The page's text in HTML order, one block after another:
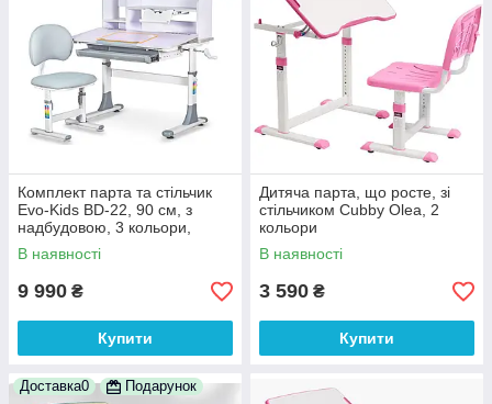
Комплект парта та стільчик
Evo-Kids BD-22, 90 см, з
надбудовою, 3 кольори,
регулювання глибини стільця
В наявності
9 990 ₴
Купити
Дитяча парта, що росте, зі
стільчиком Cubby Olea, 2
кольори
В наявності
3 590 ₴
Купити
Доставка0 Подарунок